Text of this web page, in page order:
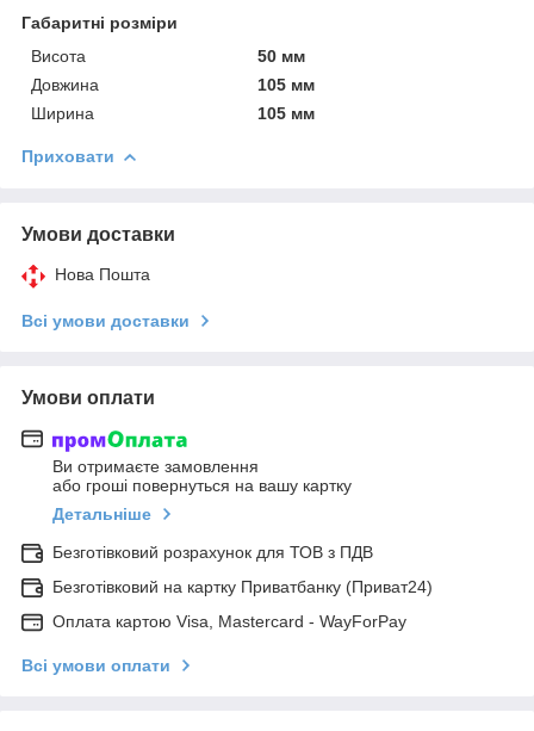
Габаритні розміри
Висота
50 мм
Довжина
105 мм
Ширина
105 мм
Приховати
Умови доставки
Нова Пошта
Всі умови доставки
Умови оплати
Ви отримаєте замовлення
або гроші повернуться на вашу картку
Детальніше
Безготівковий розрахунок для ТОВ з ПДВ
Безготівковий на картку Приватбанку (Приват24)
Оплата картою Visa, Mastercard - WayForPay
Всі умови оплати